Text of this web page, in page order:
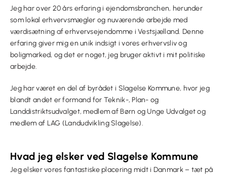
Jeg har over 20 års erfaring i ejendomsbranchen, herunder
som lokal erhvervsmægler og nuværende arbejde med
værdisætning af erhvervsejendomme i Vestsjælland. Denne
erfaring giver mig en unik indsigt i vores erhvervsliv og
boligmarked, og det er noget, jeg bruger aktivt i mit politiske
arbejde.
Jeg har været en del af byrådet i Slagelse Kommune, hvor jeg
blandt andet er formand for Teknik-, Plan- og
Landdistriktsudvalget, medlem af Børn og Unge Udvalget og
medlem af LAG (Landudvikling Slagelse).
Hvad jeg elsker ved Slagelse Kommune
Jeg elsker vores fantastiske placering midt i Danmark – tæt på